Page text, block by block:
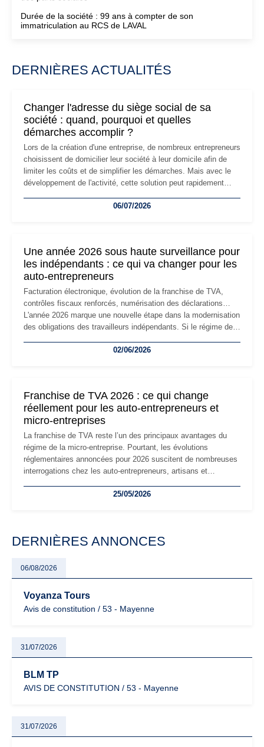
Durée de la société : 99 ans à compter de son
immatriculation au RCS de LAVAL
DERNIÈRES ACTUALITÉS
Changer l'adresse du siège social de sa
société : quand, pourquoi et quelles
démarches accomplir ?
Lors de la création d'une entreprise, de nombreux entrepreneurs
choisissent de domicilier leur société à leur domicile afin de
limiter les coûts et de simplifier les démarches. Mais avec le
développement de l'activité, cette solution peut rapidement
professionnels, recrutement, image de marque… Le
06/07/2026
Une année 2026 sous haute surveillance pour
les indépendants : ce qui va changer pour les
auto-entrepreneurs
Facturation électronique, évolution de la franchise de TVA,
contrôles fiscaux renforcés, numérisation des déclarations…
L'année 2026 marque une nouvelle étape dans la modernisation
des obligations des travailleurs indépendants. Si le régime de
les auto-entrepreneurs devront s'adapter à un environnement
02/06/2026
Franchise de TVA 2026 : ce qui change
réellement pour les auto-entrepreneurs et
micro-entreprises
La franchise de TVA reste l’un des principaux avantages du
régime de la micro-entreprise. Pourtant, les évolutions
réglementaires annoncées pour 2026 suscitent de nombreuses
interrogations chez les auto-entrepreneurs, artisans et
facturation ou risque de bascule vers la TVA : les règles
25/05/2026
DERNIÈRES ANNONCES
06/08/2026
Voyanza Tours
Avis de constitution / 53 - Mayenne
31/07/2026
BLM TP
AVIS DE CONSTITUTION / 53 - Mayenne
31/07/2026